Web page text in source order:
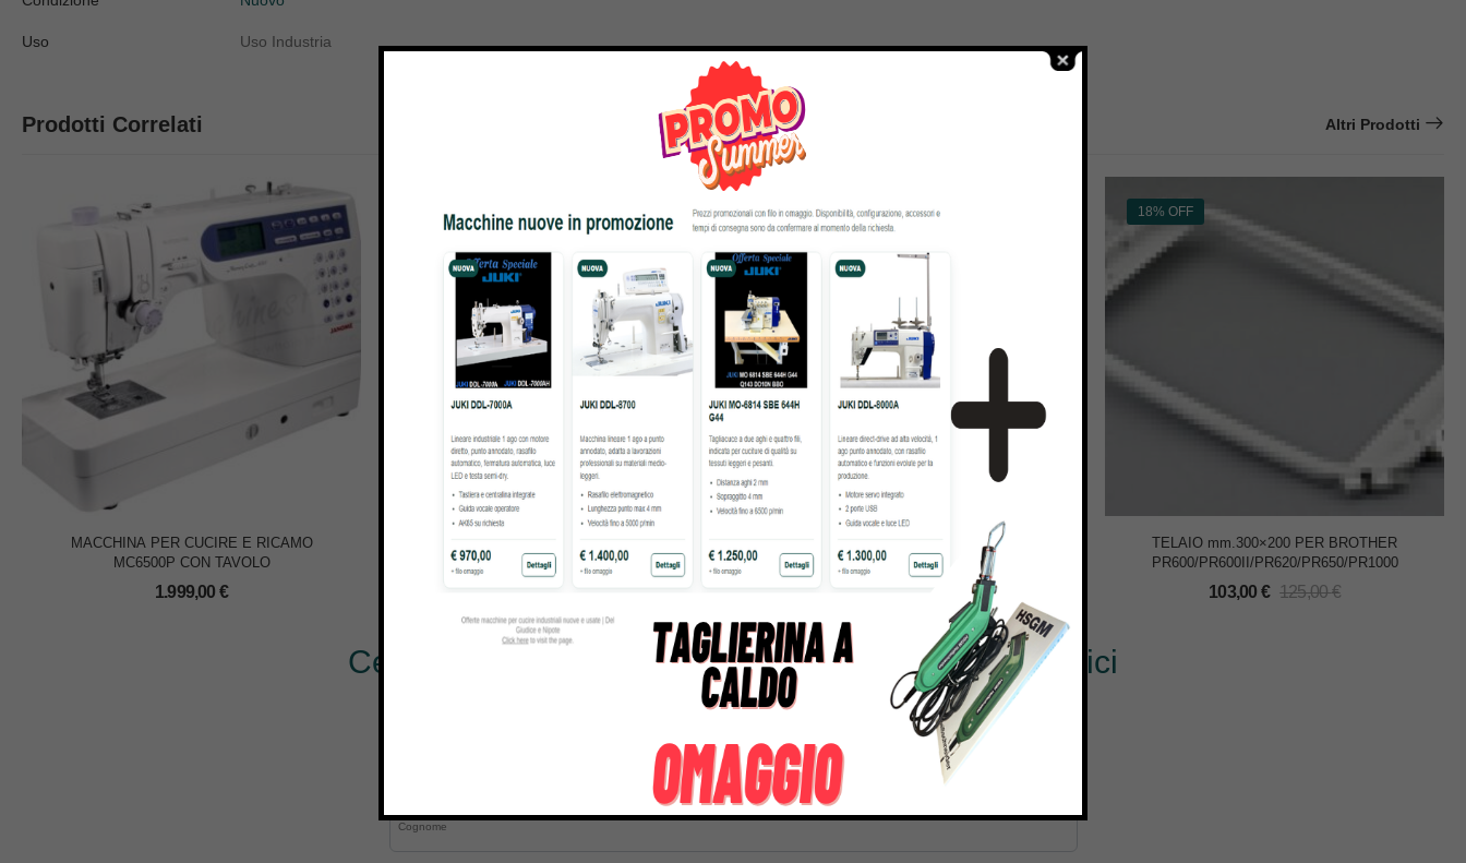
Uso Uso Industria
Prodotti Correlati Altri Prodotti
MACCHINA PER CUCIRE E RICAMO
MC6500P CON TAVOLO
1.999,00 €
61% OFF
SMARTER
48% OFF
MACCHINA PER CUCIRE JANOME MC5200
681,00 1.319,00 €
18% OFF
TELAIO mm.300×200 PER BROTHER
PR600/PR600II/PR620/PR650/PR1000
103,00 € 125,00€
Cerchi altre informazioni su questo prodotto? Scrivici